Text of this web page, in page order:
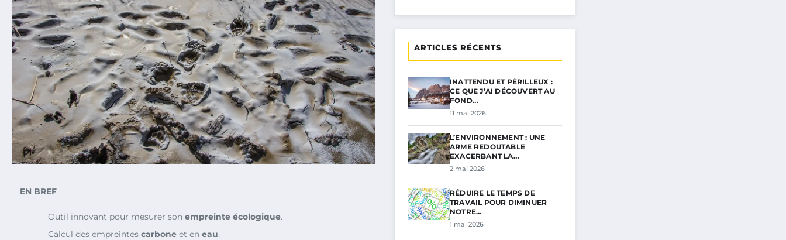
EN BREF
Outil innovant pour mesurer son empreinte écologique.
Calcul des empreintes carbone et en eau.
ARTICLES RÉCENTS
INATTENDU ET PÉRILLEUX :
CE QUE J’AI DÉCOUVERT AU
FOND…
11 mai 2026
L’ENVIRONNEMENT : UNE
ARME REDOUTABLE
EXACERBANT LA…
2 mai 2026
RÉDUIRE LE TEMPS DE
TRAVAIL POUR DIMINUER
NOTRE…
1 mai 2026